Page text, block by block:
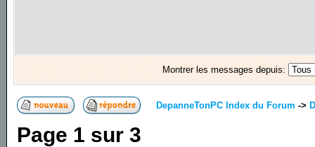
Montrer les messages depuis:
DepanneTonPC Index du Forum ->
Page 1 sur3